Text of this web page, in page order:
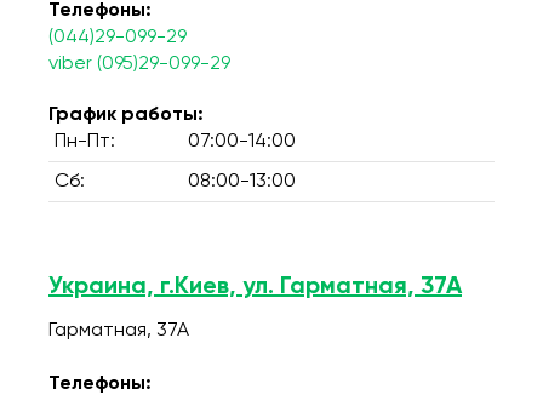
Телефоны:
(044)29-099-29
viber (095)29-099-29
График работы:
Пн-Пт:
07:00-14:00
Сб: 08:00-13:00
Украина, г.Киев, ул. Гарматная, 37А
Гарматная, 37А
Телефоны: